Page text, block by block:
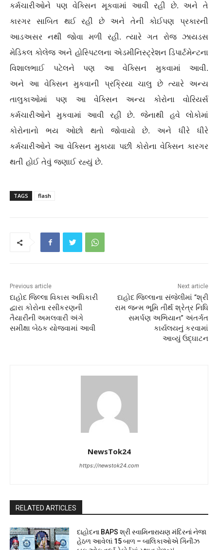
કર્મચારીઓને પણ વેક્સિન મૂકવામાં આવી રહી છે. અને તે
કારગર સાબિત થઈ રહી છે અને તેની કોઈપણ પ્રકારની
આડઅસર નથી જોવા મળી રહી. ત્યારે ગત રોજ ઝાયડસ
મેડિકલ કોલેજ અને હોસ્પિટલના એડમીનિસ્ટ્રેશન ડિપાર્ટમેન્ટના
વિશાલભાઈ પટેલને પણ આ વેક્સિન મુકવામાં આવી.
અને આ વેક્સિન મુકવાની પ્રક્રિયા ચાલુ છે ત્યારે અન્ય
તાલુકાઓમાં પણ આ વેક્સિન અન્ય કોરોના વોરિયર્સ
કર્મચારીઓને મુકવામાં આવી રહી છે. જેનાથી હવે લોકોમાં
કોરોનાનો ભય ઓછો થતો જોવાયો છે. અને ધીરે ધીરે
કર્મચારીઓને આ વેક્સિન મુકાયા પછી કોરોના વેક્સિન કારગર
થતી હોઈ તેવું જણાઈ રહ્યું છે.
TAGS flash
Previous article
દાહોદ જિલ્લા વિકાસ અધિકારી
દ્વારા કોરોના રસીકરણની
તૈયારીની અમલવારી અંગે
સમીક્ષા બેઠક યોજવામાં આવી
Next article
દાહોદ જિલ્લાના સંજેલીમાં “શ્રી
રામ જન્મ ભૂમિ તીર્થ શ્રેત્ર નિધિ
સમર્પણ અભિયાન” અંતર્ગત
કાર્યલયનું કરવામાં
આવ્યું ઉદ્ઘાટન
NewsTok24
https://newstok24.com
RELATED ARTICLES
દાહોદના BAPS શ્રી સ્વામિનારાયણ મંદિરનાં નેજા
હેઠળ આવેલાં 15 બાળ – બાલિકાઓએ ગિનીઝ